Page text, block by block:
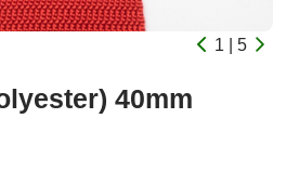
1 | 5
40mm